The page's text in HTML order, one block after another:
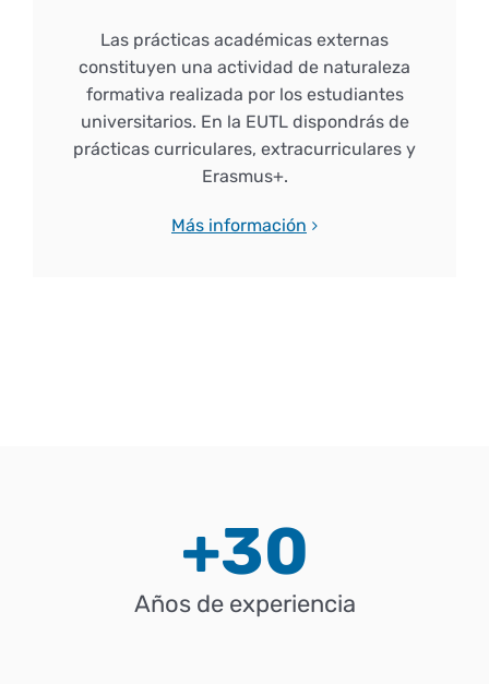
Las prácticas académicas externas
constituyen una actividad de naturaleza
formativa realizada por los estudiantes
universitarios. En la EUTL dispondrás de
prácticas curriculares, extracurriculares y
Erasmus+.
Más información
+30
Años de experiencia